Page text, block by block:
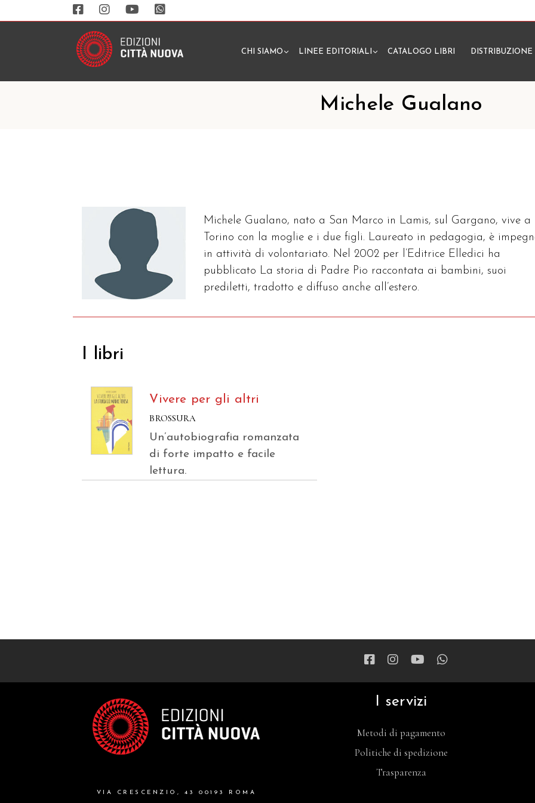
CHI SIAMO LINEE EDITORIALI CATALOGO LIBRI DISTRIBUZIONE
Michele Gualano
Michele Gualano, nato a San Marco in Lamis, sul Gargano, vive a
Torino con la moglie e i due figli. Laureato in pedagogia, è
in attività di volontariato. Nel 2002 per l’Editrice Elledici ha
pubblicato La storia di Padre Pio raccontata ai bambini, suoi
prediletti, tradotto e diffuso anche all’estero.
I libri
Vivere per gli altri
BROSSURA
Un’autobiografia romanzata
di forte impatto e facile
lettura.
VIA CRESCENZIO, 43 00193 ROMA
I servizi
Metodi di pagamento
Politiche di spedizione
Trasparenza